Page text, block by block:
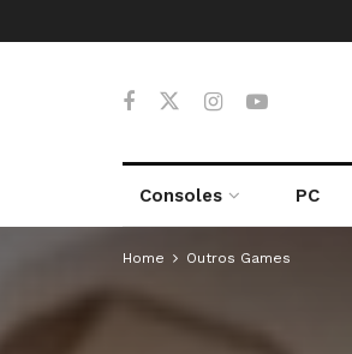
Consoles PC
Home Outros Games